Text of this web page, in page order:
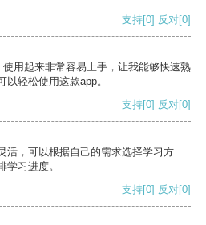
支持[0] 反对[0]
用起来非常容易上手，让我能够快速熟
轻松使用这款app。
支持[0] 反对[0]
活，可以根据自己的需求选择学习方
习进度。
支持[0] 反对[0]